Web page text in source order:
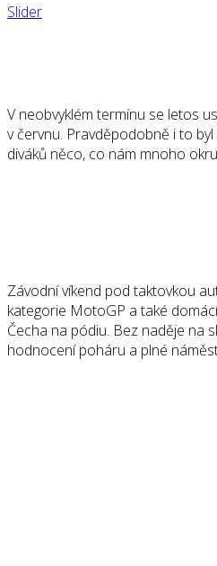
Slider
V neobvyklém termínu se letos
v červnu. Pravděpodobně i to
diváků něco, co nám mnoho
Závodní víkend pod taktovkou
kategorie MotoGP a také
Čecha na pódiu. Bez naděje na
hodnocení poháru a plné